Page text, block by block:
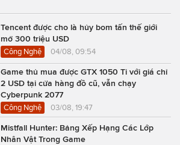
Tencent được cho là hủy bom tấn thế giới
mở 300 triệu USD
Công Nghệ 04/08, 09:54
Game thủ mua được GTX 1050 Ti với giá chỉ
2 USD tại cửa hàng đồ cũ, vẫn chạy
Cyberpunk 2077
Công Nghệ 03/08, 19:47
Mistfall Hunter: Bảng Xếp Hạng Các Lớp
Nhân Vật Trong Game